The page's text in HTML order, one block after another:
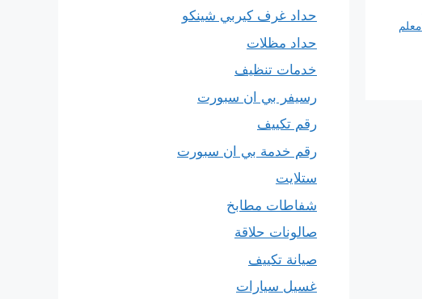
معلم
حداد غرف كيربي شينكو
حداد مظلات
خدمات تنظيف
رسيفر بي ان سبورت
رقم تكييف
رقم خدمة بي ان سبورت
ستلايت
شفاطات مطابخ
صالونات حلاقة
صيانة تكييف
غسيل سيارات